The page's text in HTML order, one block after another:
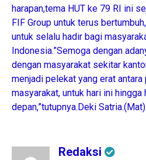
harapan,tema HUT ke 79 RI ini
FIF Group untuk terus
untuk selalu hadir bagi
Indonesia.”Semoga dengan
dengan masyarakat sekitar
menjadi pelekat yang erat antara
masyarakat, untuk hari ini hingga
depan,”tutupnya.Deki Satria.(Mat)
Redaksi